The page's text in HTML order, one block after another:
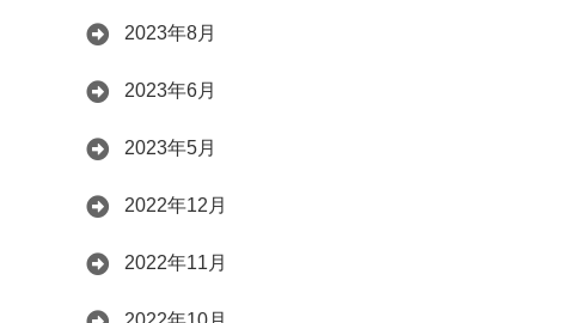
2023年8月
2023年6月
2023年5月
2022年12月
2022年11月